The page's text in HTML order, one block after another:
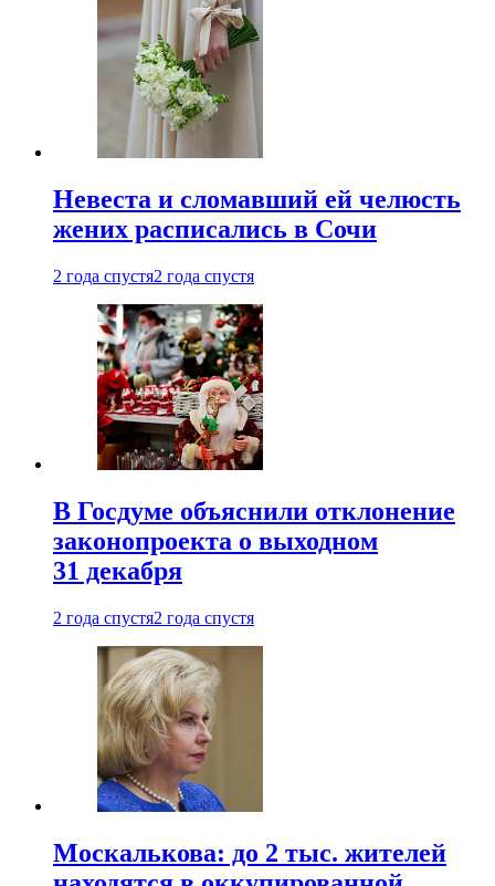
Невеста и сломавший ей челюсть
жених расписались в Сочи
2 года спустя2 года спустя
В Госдуме объяснили отклонение
законопроекта о выходном
31 декабря
2 года спустя2 года спустя
Москалькова: до 2 тыс. жителей